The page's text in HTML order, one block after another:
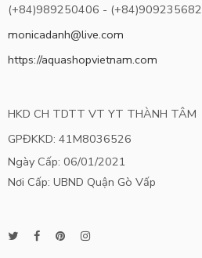
(+84)989250406 - (+84)909235682
monicadanh@live.com
https://aquashopvietnam.com
HKD CH TDTT VT YT THÀNH TÂM
GPĐKKD: 41M8036526
Ngày Cấp: 06/01/2021
Nơi Cấp: UBND Quận Gò Vấp